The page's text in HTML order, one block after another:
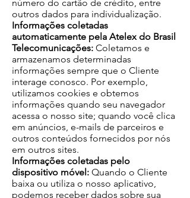
número do cartão de crédito, entre
outros dados para individualização.
Informações coletadas
automaticamente pela Atelex do Brasil
Telecomunicações: Coletamos e
armazenamos determinadas
informações sempre que o Cliente
interage conosco. Por exemplo,
utilizamos cookies e obtemos
informações quando seu navegador
acessa o nosso site; quando você clica
em anúncios, e-mails de parceiros e
outros conteúdos fornecidos por nós
em outros sites.
Informações coletadas pelo
dispositivo móvel: Quando o Cliente
baixa ou utiliza o nosso aplicativo,
podemos receber dados sobre sua